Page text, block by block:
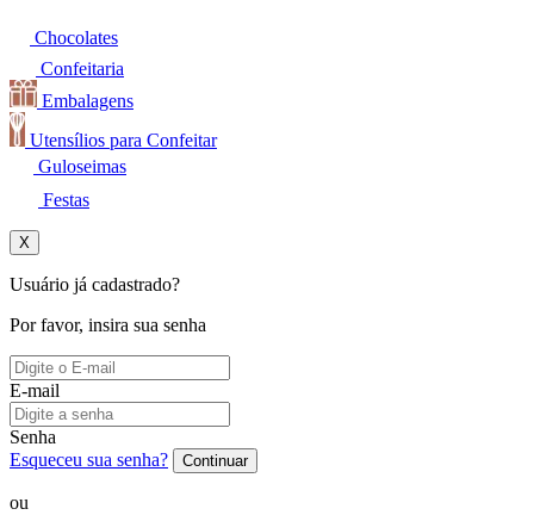
Chocolates
Confeitaria
Embalagens
Utensílios para Confeitar
Guloseimas
Festas
X
Usuário já cadastrado?
Por favor, insira sua senha
E-mail
Senha
Esqueceu sua senha?
Continuar
ou